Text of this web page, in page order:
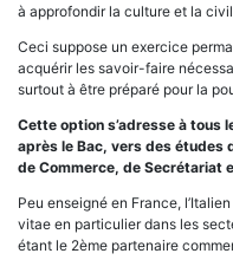
à approfondir la culture et la
Ceci suppose un exercice
acquérir les savoir-faire
surtout à être préparé pour la
Cette option s’adresse à tous
après le Bac, vers des études
de Commerce, de Secrétariat
Peu enseigné en France,
vitae en particulier dans les
étant le 2ème partenaire